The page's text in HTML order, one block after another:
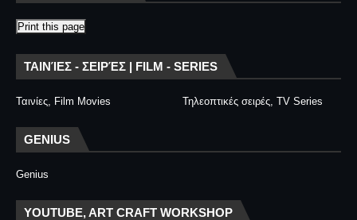
Print this page
ΤΑΙΝΊΕΣ - ΣΕΙΡΈΣ | FILM - SERIES
Ταινίες, Film Movies Τηλεοπτικές σειρές, TV Series
GENIUS
Genius
YOUTUBE, ART CRAFT WORKSHOP